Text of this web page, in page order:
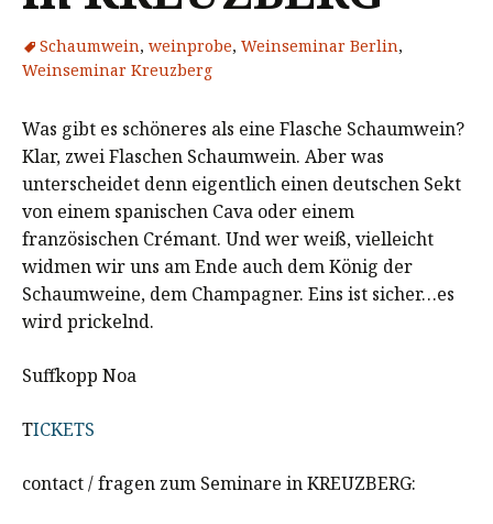
Schaumwein, weinprobe, Weinseminar Berlin,
Weinseminar Kreuzberg
Was gibt es schöneres als eine Flasche Schaumwein?
Klar, zwei Flaschen Schaumwein. Aber was
unterscheidet denn eigentlich einen deutschen Sekt
von einem spanischen Cava oder einem
französischen Crémant. Und wer weiß, vielleicht
widmen wir uns am Ende auch dem König der
Schaumweine, dem Champagner. Eins ist sicher…es
wird prickelnd.
Suffkopp Noa
TICKETS
contact / fragen zum Seminare in KREUZBERG: